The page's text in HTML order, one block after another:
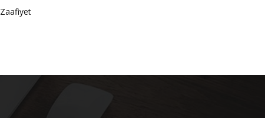
Zaafiyet